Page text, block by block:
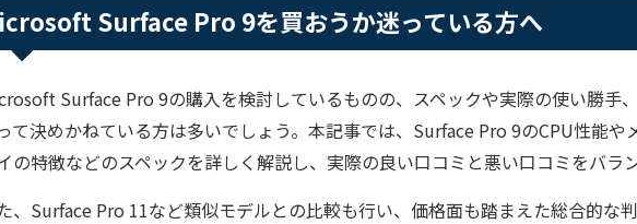
Surface Pro 9を買おうか迷っている方へ
Surface Pro 9の購入を検討しているものの、スペックや実際の使い勝手
て決めかねている方は多いでしょう。本記事では、Surface Pro 9のCPU性能や
の特徴などのスペックを詳しく解説し、実際の良い口コミと悪い口コミをバラ
、Surface Pro 11など類似モデルとの比較も行い、価格面も踏まえた総合的な